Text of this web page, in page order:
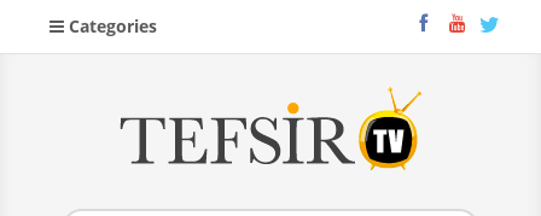
Categories